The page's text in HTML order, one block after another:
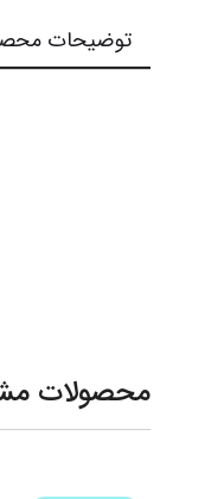
توضیحات
محصولات